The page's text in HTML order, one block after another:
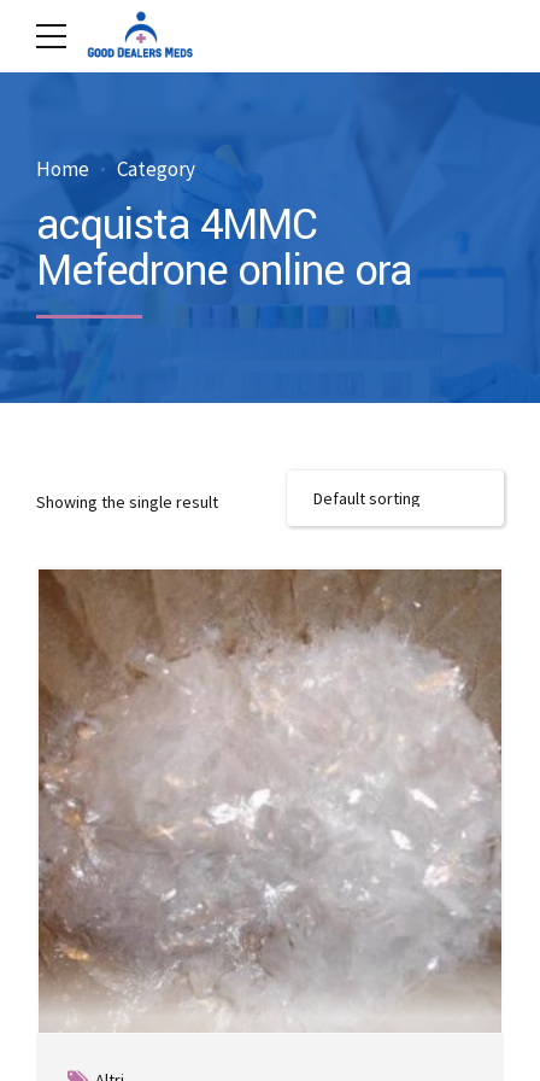
Home Category
acquista 4MMC
Mefedrone online ora
Showing the single result